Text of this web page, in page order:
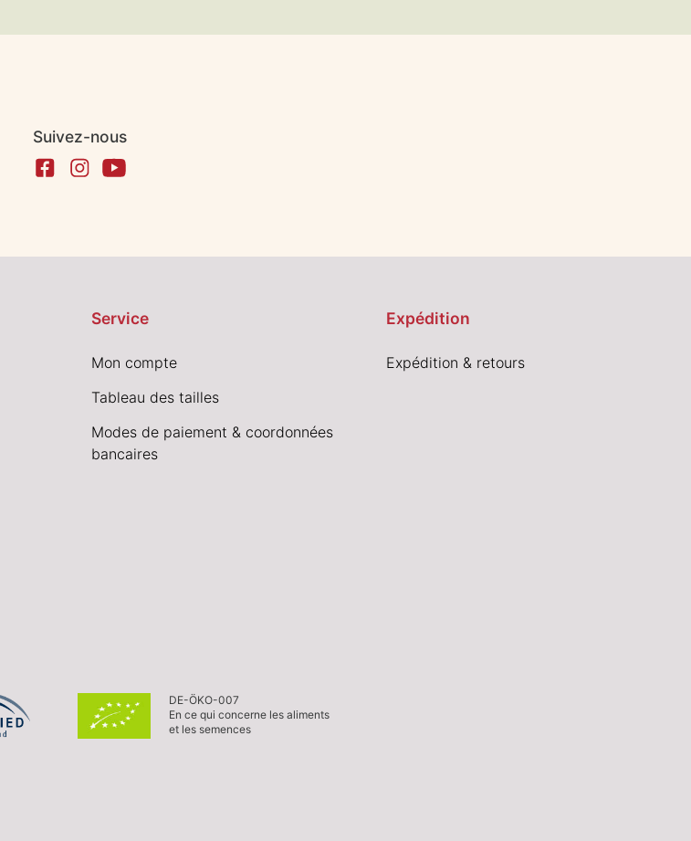
Suivez-nous
Service
Mon compte
Tableau des tailles
Modes de paiement & coordonnées
bancaires
Expédition
Expédition & retours
DE-ÖKO-007
En ce qui concerne les aliments
et les semences